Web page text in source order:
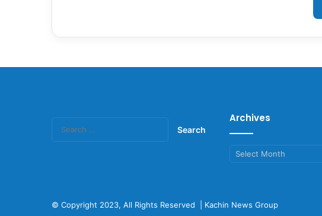
for:
Archives
Archives
© Copyright 2023, All Rights Reserved | Kachin News Group